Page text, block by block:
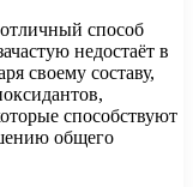
способ
недостаёт в
своему составу,
способствуют
общего